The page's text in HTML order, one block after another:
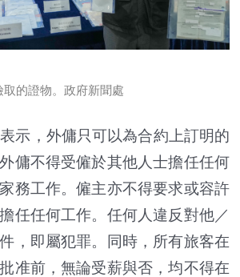
取的證物。政府新聞處
示，外傭只可以為合約上訂明的
傭不得受僱於其他人士擔任任何
務工作。僱主亦不得要求或容許
任任何工作。任何人違反對他／
，即屬犯罪。同時，所有旅客在
准前，無論受薪與否，均不得在